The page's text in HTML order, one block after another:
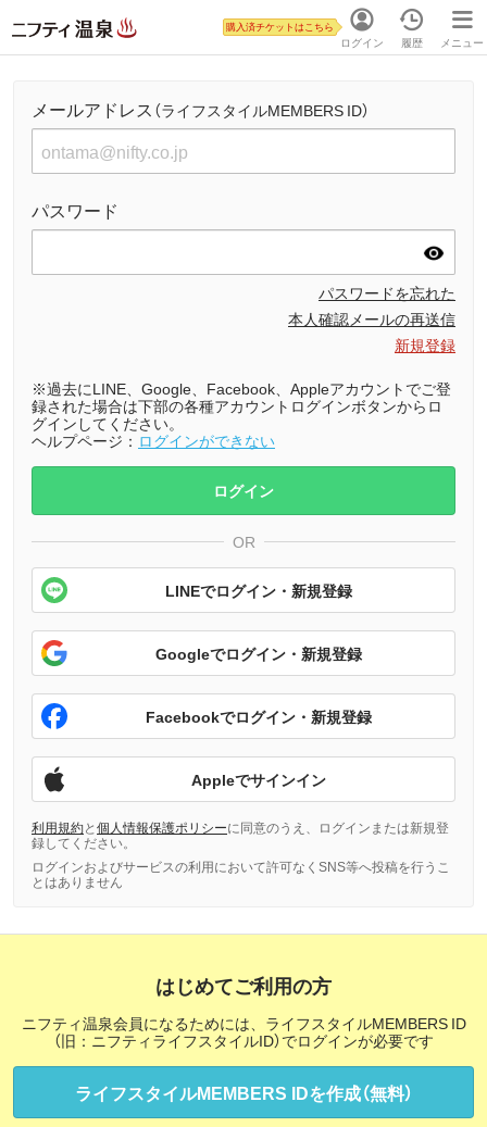
ログイン
購入済チケットはこちら
履歴 メニュー
メールアドレス （ライフスタイルMEMBERS ID）
パスワード
パスワードを忘れた
本人確認メールの再送信
新規登録
※過去にLINE、Google、Facebook、Appleアカウントでご登
録された場合は下部の各種アカウントログインボタンからロ
グインしてください。
ヘルプページ： ログインができない
ログイン
OR
LINEでログイン・新規登録
Googleでログイン・新規登録
Facebookでログイン・新規登録
Appleでサインイン
利用規約と個人情報保護ポリシーに同意のうえ、ログインまたは新規登
録してください。
ログインおよびサービスの利用において許可なくSNS等へ投稿を行うこ
とはありません
はじめてご利用の方
ニフティ温泉会員になるためには、ライフスタイルMEMBERS ID
（旧：ニフティライフスタイルID）でログインが必要です
ライフスタイルMEMBERS IDを作成（無料）